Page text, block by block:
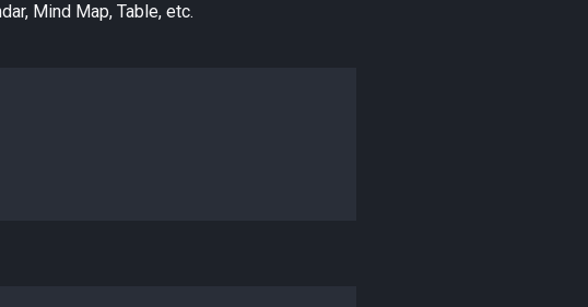
Mind Map, Table, etc.